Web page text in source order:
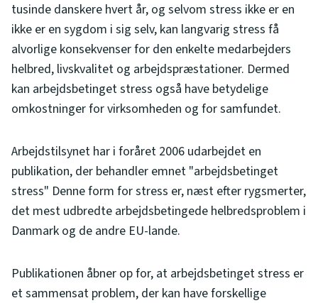
tusinde danskere hvert år, og selvom stress ikke er en
ikke er en sygdom i sig selv, kan langvarig stress få
alvorlige konsekvenser for den enkelte medarbejders
helbred, livskvalitet og arbejdspræstationer. Dermed
kan arbejdsbetinget stress også have betydelige
omkostninger for virksomheden og for samfundet.
Arbejdstilsynet har i foråret 2006 udarbejdet en
publikation, der behandler emnet "arbejdsbetinget
stress" Denne form for stress er, næst efter rygsmerter,
det mest udbredte arbejdsbetingede helbredsproblem i
Danmark og de andre EU-lande.
Publikationen åbner op for, at arbejdsbetinget stress er
et sammensat problem, der kan have forskellige